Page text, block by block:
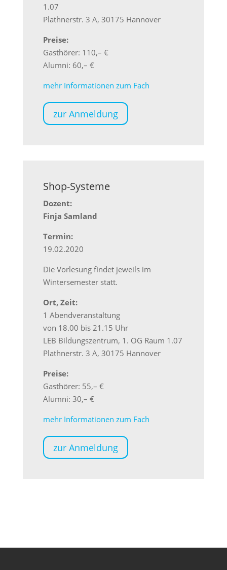
1.07
Plathnerstr. 3 A, 30175 Hannover
Preise:
Gasthörer: 110,– €
Alumni: 60,– €
mehr Informationen zum Fach
zur Anmeldung
Shop-Systeme
Dozent:
Finja Samland
Termin:
19.02.2020
Die Vorlesung findet jeweils im
Wintersemester statt.
Ort, Zeit:
1 Abendveranstaltung
von 18.00 bis 21.15 Uhr
LEB Bildungszentrum, 1. OG Raum 1.07
Plathnerstr. 3 A, 30175 Hannover
Preise:
Gasthörer: 55,– €
Alumni: 30,– €
mehr Informationen zum Fach
zur Anmeldung